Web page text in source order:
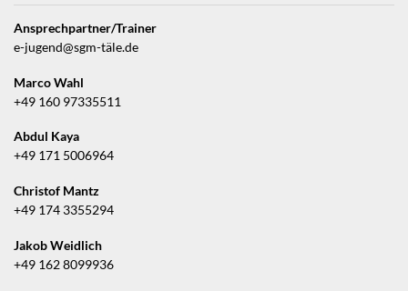
Ansprechpartner/Trainer
e-jugend@sgm-täle.de
Marco Wahl
+49 160 97335511
Abdul Kaya
+49 171 5006964
Christof Mantz
+49 174 3355294
Jakob Weidlich
+49 162 8099936